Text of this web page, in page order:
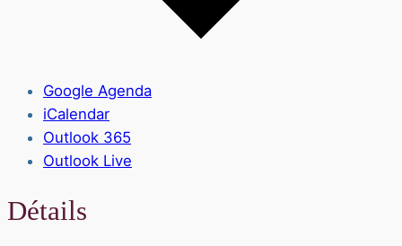
Google Agenda
iCalendar
Outlook 365
Outlook Live
Détails